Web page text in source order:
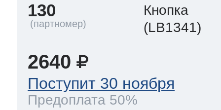
130
Кнопка
(LB1341)
2640
Поступит 30 ноября
Предоплата 50%